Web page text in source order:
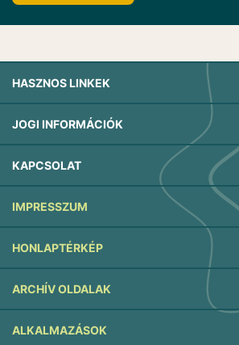
HASZNOS LINKEK
JOGI INFORMÁCIÓK
KAPCSOLAT
IMPRESSZUM
HONLAPTÉRKÉP
ARCHÍV OLDALAK
ALKALMAZÁSOK